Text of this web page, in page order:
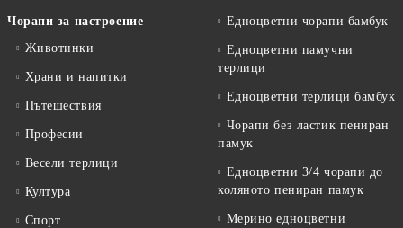
Чорапи за настроение
Животинки
Храни и напитки
Пътешествия
Професии
Весели терлици
Култура
Спорт
Едноцветни чорапи бамбук
Едноцветни памучни
терлици
Едноцветни терлици бамбук
Чорапи без ластик пениран
памук
Едноцветни 3/4 чорапи до
коляното пениран памук
Мерино едноцветни